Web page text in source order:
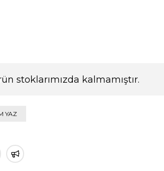
stoklarımızda kalmamıştır.
YAZ